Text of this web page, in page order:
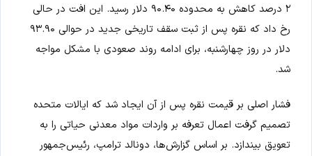
۲ درصد کاهش به محدوده ۹۰.۴۰ دلار رسید. این افت در حالی
رخ داد که نقره پس از ثبت سقف تاریخی جدید در حوالی ۹۳.۹۰
دلار در روز چهارشنبه، برای ادامه روند صعودی با مشکل مواجه
شد.
فشار اصلی بر قیمت نقره پس از آن ایجاد شد که ایالات متحده
تصمیم گرفت اعمال تعرفه بر واردات مواد معدنی حیاتی را به
تعویق بیندازد. بر اساس گزارش‌ها، دونالد ترامپ، رئیس‌جمهور